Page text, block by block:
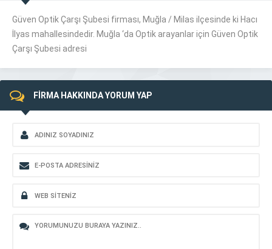
Güven Optik Çarşı Şubesi firması, Muğla / Milas ilçesinde ki Hacı
İlyas mahallesindedir. Muğla ‘da Optik arayanlar için Güven Optik
Çarşı Şubesi adresi
FİRMA HAKKINDA YORUM YAP